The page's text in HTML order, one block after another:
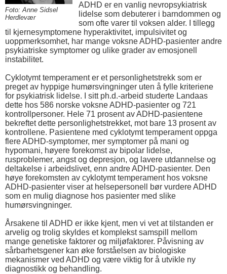
Foto: Anne Sidsel
Herdlevær
ADHD er en vanlig nevropsykiatrisk
lidelse som debuterer i barndommen og
som ofte varer til voksen alder. I tillegg
til kjernesymptomene hyperaktivitet, impulsivitet og
uoppmerksomhet, har mange voksne ADHD-pasienter andre
psykiatriske symptomer og ulike grader av emosjonell
instabilitet.
Cyklotymt temperament er et personlighetstrekk som er
preget av hyppige humørsvingninger uten å fylle kriteriene
for psykiatrisk lidelse. I sitt ph.d.-arbeid studerte Landaas
dette hos 586 norske voksne ADHD-pasienter og 721
kontrollpersoner. Hele 71 prosent av ADHD-pasientene
bekreftet dette personlighetstrekket, mot bare 13 prosent av
kontrollene. Pasientene med cyklotymt temperament oppga
flere ADHD-symptomer, mer symptomer på mani og
hypomani, høyere forekomst av bipolar lidelse,
rusproblemer, angst og depresjon, og lavere utdannelse og
deltakelse i arbeidslivet, enn andre ADHD-pasienter. Den
høye forekomsten av cyklotymt temperament hos voksne
ADHD-pasienter viser at helsepersonell bør vurdere ADHD
som en mulig diagnose hos pasienter med slike
humørsvingninger.
Årsakene til ADHD er ikke kjent, men vi vet at tilstanden er
arvelig og trolig skyldes et komplekst samspill mellom
mange genetiske faktorer og miljøfaktorer. Påvisning av
sårbarhetsgener kan øke forståelsen av biologiske
mekanismer ved ADHD og være viktig for å utvikle ny
diagnostikk og behandling.